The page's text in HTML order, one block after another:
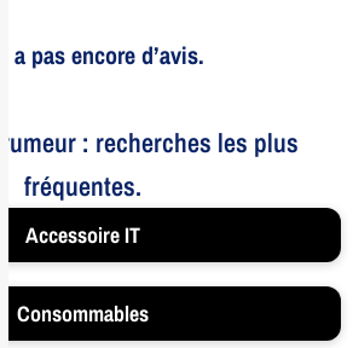
a pas encore d’avis.
rumeur : recherches les plus
fréquentes.
Accessoire IT
Consommables